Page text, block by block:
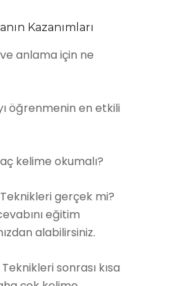
Kazanımları
ve anlama için ne
öğrenmenin en etkili
kelime okumalı?
Teknikleri gerçek mi?
eğitim
alabilirsiniz.
Teknikleri sonrası kısa